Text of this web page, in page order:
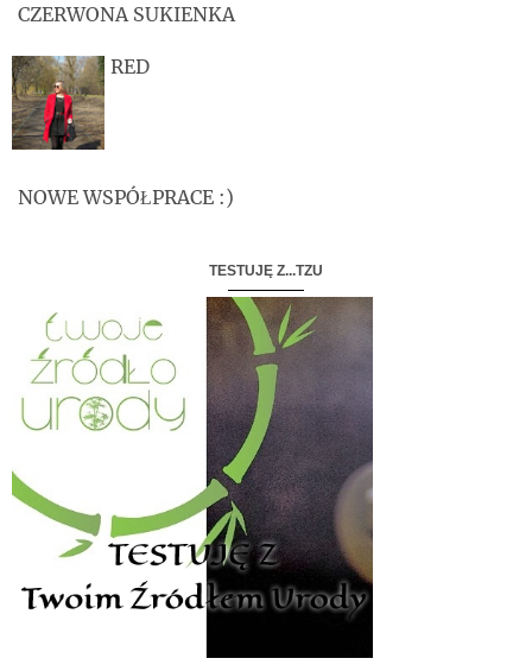
CZERWONA SUKIENKA
RED
NOWE WSPÓŁPRACE :)
TESTUJĘ Z...TZU